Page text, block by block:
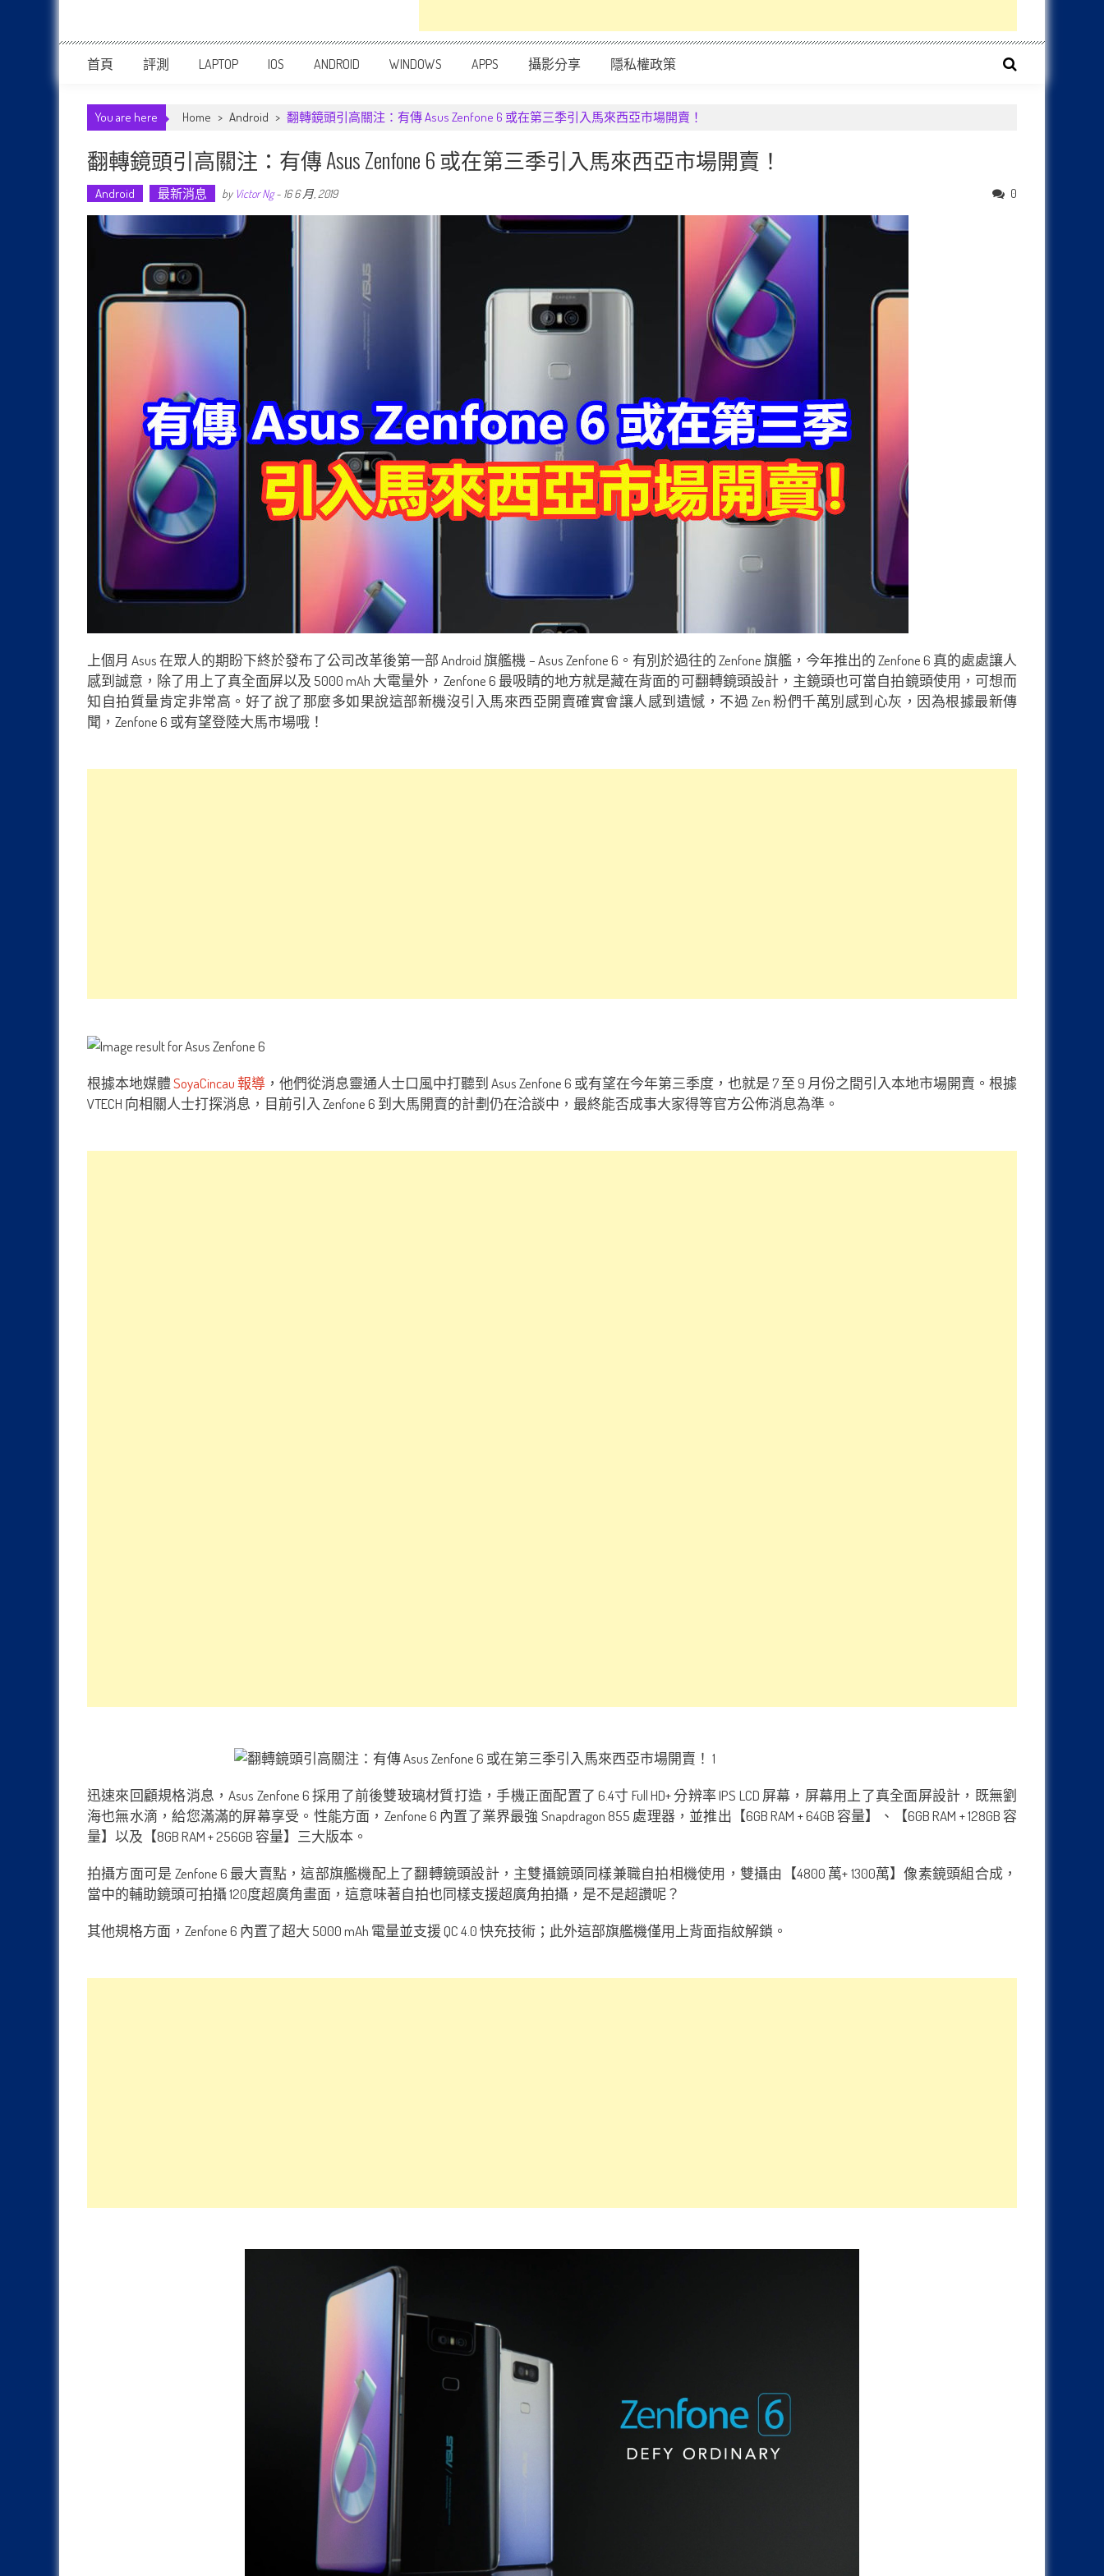
首頁 評測 LAPTOP IOS ANDROID WINDOWS APPS 攝影分享 隱私權政策
You are here Home > Android > 翻轉鏡頭引高關注：有傳 Asus Zenfone 6 或在第三季引入馬來西亞市場開賣！
翻轉鏡頭引高關注：有傳 Asus Zenfone 6 或在第三季引入馬來西亞市場開賣！
Android 最新消息 by Victor Ng- 16 6 月, 2019 0
上個月 Asus 在眾人的期盼下終於發布了公司改革後第​​一部 Android 旗艦機 – Asus Zenfone 6。有別於過往的 Zenfone 旗艦，今年推出的 Zenfone 6 真的處處讓人
感到誠意，除了用上了真全面屏以及 5000 mAh 大電量外，Zenfone 6 最吸睛的地方就是藏在背面的可翻轉鏡頭設計，主鏡頭也可當自拍鏡頭使用，可想而
知自拍質量肯定非常高。好了說了那麼多如果說這部新機沒引入馬來西亞開賣確實會讓人感到遺憾，不過 Zen 粉們千萬別感到心灰，因為根據最新傳
聞，Zenfone 6 或有望登陸大馬市場哦！
根據本地媒體SoyaCincau 報導 ，他們從消息靈通人士口風中打聽到 Asus Zenfone 6 或有望在今年第三季度，也就是 7 至 9 月份之間引入本地市場開賣。根據
VTECH 向相關人士打探消息，目前引入 Zenfone 6 到大馬開賣的計劃仍在洽談中，最終能否成事大家得等官方公佈消息為準。
迅速來回顧規格消息，Asus Zenfone 6 採用了前後雙玻璃材質打造，手機正面配置了 6.4寸 Full HD+ 分辨率 IPS LCD 屏幕，屏幕用上了真全面屏設計，既無劉
海也無水滴，給您滿滿的屏幕享受。性能方面，Zenfone 6 內置了業界最強 Snapdragon 855 處理器，並推出【6GB RAM + 64GB 容量】、【6GB RAM + 128GB 容
量】以及【8GB RAM + 256GB 容量】三大版本。
拍攝方面可是 Zenfone 6 最大賣點，這部旗艦機配上了翻轉鏡頭設計，主雙攝鏡頭同樣兼職自拍相機使用，雙攝由【4800 萬+ 1300萬】像素鏡頭組合成，
當中的輔助鏡頭可拍攝 120度超廣角畫面，這意味著自拍也同樣支援超廣角拍攝，是不是超讚呢？
其他規格方面，Zenfone 6 內置了超大 5000 mAh 電量並支援 QC 4.0 快充技術；此外這部旗艦機僅用上背面指紋解鎖。